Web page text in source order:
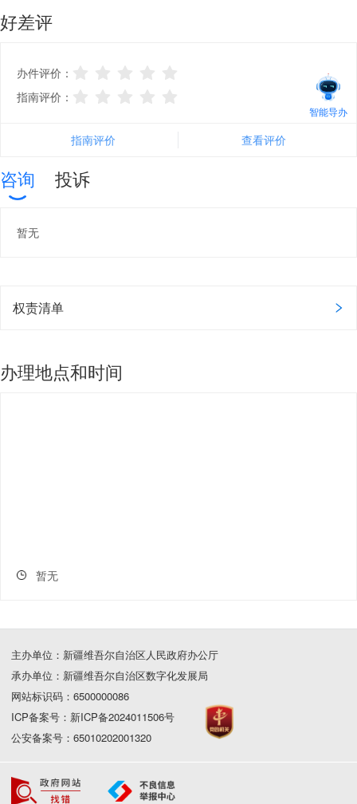
智能导办
好差评
办件评价：
指南评价：
指南评价 查看评价
咨询 投诉
暂无
权责清单
办理地点和时间
暂无
主办单位：新疆维吾尔自治区人民政府办公厅
承办单位：新疆维吾尔自治区数字化发展局
网站标识码：6500000086
ICP备案号：新ICP备2024011506号
公安备案号：65010202001320